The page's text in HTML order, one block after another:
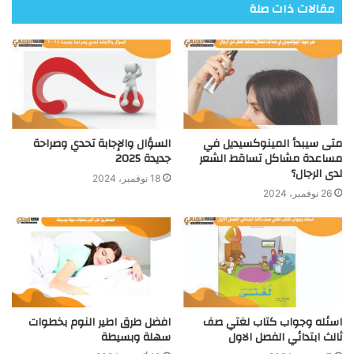
مقالات ذات صلة
متى سيبدأ المينوكسيديل في
مساعدة مشاكل تساقط الشعر
لدى الرجال؟
26 نوفمبر، 2024
السؤال والإجابة تحدي وصراحة
جديدة 2025
18 نوفمبر، 2024
اسئله وجواب كتاب لغتي صف
ثالث ابتدائي الفصل الاول
افضل طرق اطير النوم بخطوات
سهلة وبسيطة